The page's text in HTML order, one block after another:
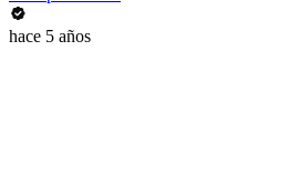
hace 5 años